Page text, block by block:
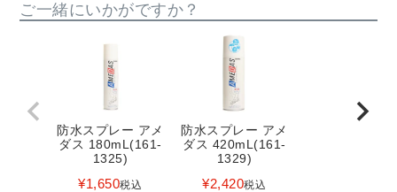
ご一緒にいかがですか？
防水スプレー アメ
ダス 180mL(161-
1325)
¥1,650税込
防水スプレー アメ
ダス 420mL(161-
1329)
¥2,420税込